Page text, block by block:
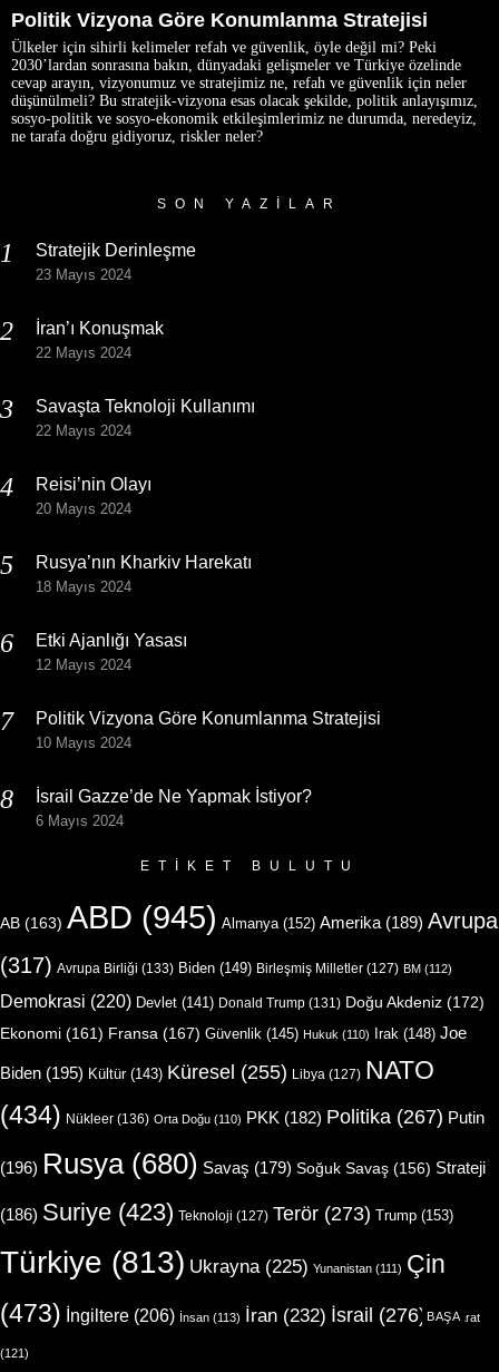
Politik Vizyona Göre Konumlanma Stratejisi
Ülkeler için sihirli kelimeler refah ve güvenlik, öyle değil mi? Peki
2030’lardan sonrasına bakın, dünyadaki gelişmeler ve Türkiye özelinde
cevap arayın, vizyonumuz ve stratejimiz ne, refah ve güvenlik için neler
düşünülmeli? Bu stratejik-vizyona esas olacak şekilde, politik anlayışımız,
sosyo-politik ve sosyo-ekonomik etkileşimlerimiz ne durumda, neredeyiz,
ne tarafa doğru gidiyoruz, riskler neler?
SON YAZILAR
Stratejik Derinleşme
23 Mayıs 2024
İran’ı Konuşmak
22 Mayıs 2024
Savaşta Teknoloji Kullanımı
22 Mayıs 2024
Reisi’nin Olayı
20 Mayıs 2024
Rusya’nın Kharkiv Harekatı
18 Mayıs 2024
Etki Ajanlığı Yasası
12 Mayıs 2024
Politik Vizyona Göre Konumlanma Stratejisi
10 Mayıs 2024
İsrail Gazze’de Ne Yapmak İstiyor?
6 Mayıs 2024
ETIKET BULUTU
AB (163) ABD (945) Almanya(152) Amerika(189) Avrupa
(317) Avrupa Birliği (133) Biden (149) Birleşmiş Milletler (127) BM (112)
Demokrasi (220) Devlet (141) Donald Trump (131) Doğu Akdeniz (172)
Ekonomi (161) Fransa (167) Güvenlik (145) Hukuk (110) Irak (148) Joe
Biden (195) Kültür(143) Küresel (255) Libya (127) NATO
(434) Nükleer (136) Orta Doğu (110) PKK (182) Politika (267) Putin
(196) Rusya(680) Savaş (179) Soğuk Savaş (156) Strateji
(186) Suriye (423) Teknoloji (127) Terör (273) Trump (153)
Türkiye (813) Ukrayna(225) Yunanistan (111) Çin
(473) İngiltere (206) İnsan (113) İran (232) İsrail (276) İstihbarat
(121)
BAŞA